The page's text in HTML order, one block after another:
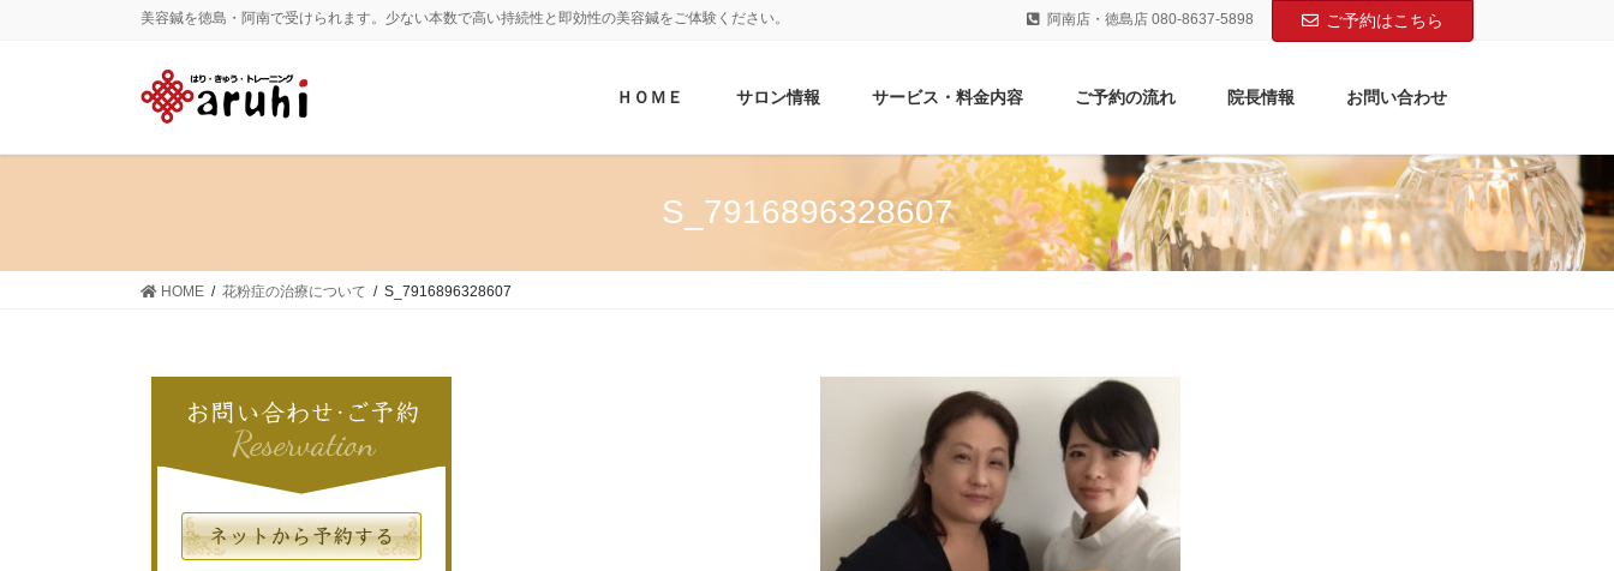
に
ョ
動
美容鍼を徳島・阿南で受けられます。少ない本数で高い持続性と即効性の美容鍼をご体験ください。 阿南店・徳島店 080-8637-5898 ご予約はこちら
ＨＯＭＥ サロン情報 サービス・料金内容 ご予約の流れ 院長情報 お問い合わせ
S_7916896328607
HOME 花粉症の治療について S_7916896328607